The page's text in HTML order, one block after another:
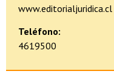
www.editorialjuridica.cl
Teléfono:
4619500